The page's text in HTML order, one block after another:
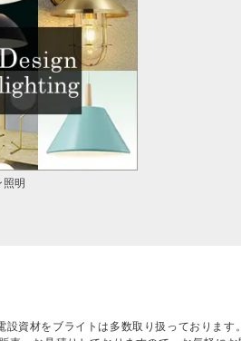
明
資材をブライトは多数取り扱っております。